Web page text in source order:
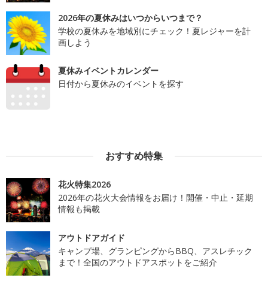
2026年の夏休みはいつからいつまで？
学校の夏休みを地域別にチェック！夏レジャーを計
画しよう
夏休みイベントカレンダー
日付から夏休みのイベントを探す
おすすめ特集
花火特集2026
2026年の花火大会情報をお届け！開催・中止・延期
情報も掲載
アウトドアガイド
キャンプ場、グランピングからBBQ、アスレチック
まで！全国のアウトドアスポットをご紹介